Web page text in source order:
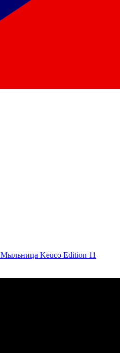
Мыльница Keuco Edition 11